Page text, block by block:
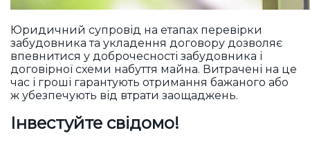
Юридичний супровід на етапах перевірки
забудовника та укладення договору дозволяє
впевнитися у доброчесності забудовника і
договірної схеми набуття майна. Витрачені на це
час і гроші гарантують отримання бажаного або
ж убезпечують від втрати заощаджень.
Інвестуйте свідомо!